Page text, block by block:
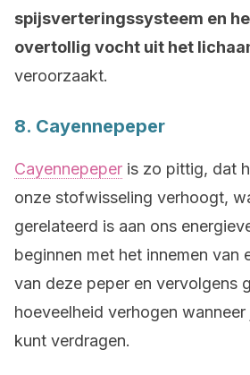
spijsverteringssysteem en
overtollig vocht uit het
veroorzaakt.
8. Cayennepeper
Cayennepeper is zo pittig, dat
onze stofwisseling verhoogt,
gerelateerd is aan ons
beginnen met het innemen van
van deze peper en vervolgens
hoeveelheid verhogen
kunt verdragen.